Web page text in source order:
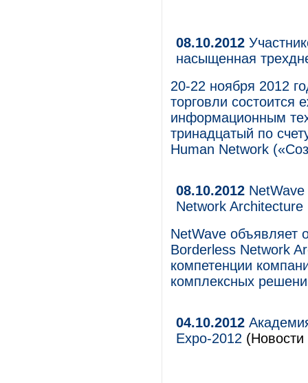
08.10.2012
насыщенная
20-22 ноября 2012
торговли состоится
информационным
тринадцатый по
Human Network
08.10.2012
Network Architecture
NetWave объявляет
Borderless Network
компетенции
комплексных
04.10.2012
Expo-2012 (Новости